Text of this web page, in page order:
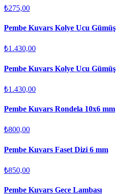
₺275,00
Pembe Kuvars Kolye Ucu Gümüş
₺1.430,00
Pembe Kuvars Kolye Ucu Gümüş
₺1.430,00
Pembe Kuvars Rondela 10x6 mm
₺800,00
Pembe Kuvars Faset Dizi 6 mm
₺850,00
Pembe Kuvars Gece Lambası